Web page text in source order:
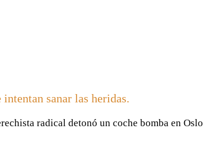
sanar las heridas.
radical detonó un coche bomba en Oslo